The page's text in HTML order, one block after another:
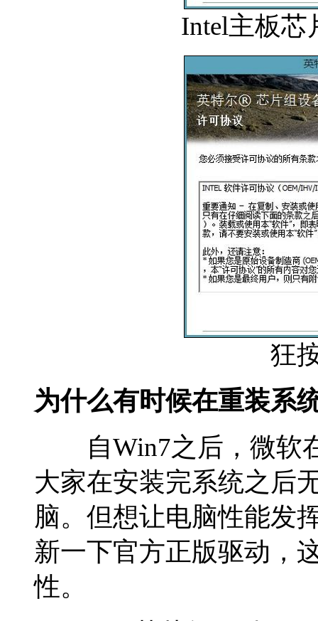
Intel主板芯
狂
为什么有时候在重装系
自Win7之后，微软
大家在安装完系统之后
脑。但想让电脑性能发
新一下官方正版驱动，
性。